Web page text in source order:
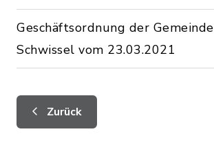
Geschäftsordnung der Gemeinde
Schwissel vom 23.03.2021
Zurück